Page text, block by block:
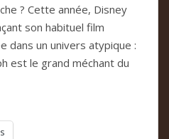
? Cette année, Disney
son habituel film
dans un univers atypique :
est le grand méchant du